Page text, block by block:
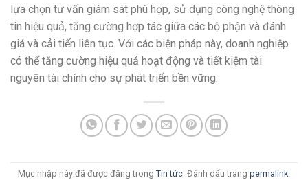
lựa chọn tư vấn giám sát phù hợp, sử dụng công nghệ thông
tin hiệu quả, tăng cường hợp tác giữa các bộ phận và đánh
giá và cải tiến liên tục. Với các biện pháp này, doanh nghiệp
có thể tăng cường hiệu quả hoạt động và tiết kiệm tài
nguyên tài chính cho sự phát triển bền vững.
Mục nhập này đã được đăng trong Tin tức. Đánh dấu trang permalink.